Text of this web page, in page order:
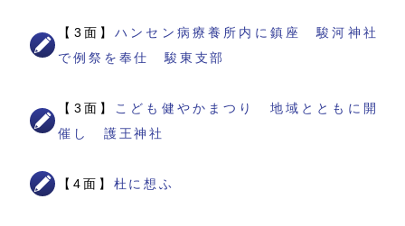
【3面】ハンセン病療養所内に鎮座 駿河神社
で例祭を奉仕 駿東支部
【3面】
こども健やかまつり 地域とともに開
催し 護王神社
【4面】 杜に想ふ